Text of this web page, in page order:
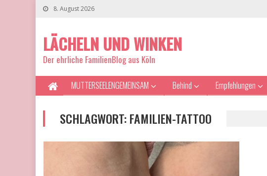
8. August 2026
LÄCHELN UND WINKEN
Der ehrliche FamilienBlog aus Köln
MUTTERSEELENGEMEINSAM Behind Empfehlungen
SCHLAGWORT:FAMILIEN-TATTOO